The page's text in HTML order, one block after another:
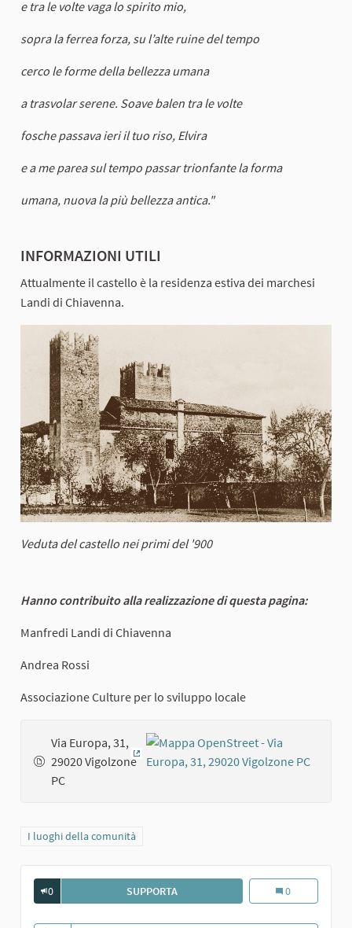
e tra le volte vaga lo spirito mio,
sopra la ferrea forza, su l’alte ruine del tempo
cerco le forme della bellezza umana
a trasvolar serene. Soave balen tra le volte
fosche passava ieri il tuo riso, Elvira
e a me parea sul tempo passar trionfante la forma
umana, nuova la più bellezza antica."
INFORMAZIONI UTILI
Attualmente il castello è la residenza estiva dei marchesi
Landi di Chiavenna.
Veduta del castello nei primi del '900
Hanno contribuito alla realizzazione di questa pagina:
Manfredi Landi di Chiavenna
Andrea Rossi
Associazione Culture per lo sviluppo locale
Via Europa, 31,
29020 Vigolzone
PC
(Collegamento esterno)
Filtra i risultati per categoria: I luoghi della comunità
I luoghi della comunità
0 SUPPORTACASTELLO DI VIGOLZONECastello di
0